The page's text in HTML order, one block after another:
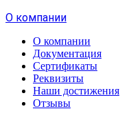
О компании
О компании
Документация
Сертификаты
Реквизиты
Наши достижения
Отзывы